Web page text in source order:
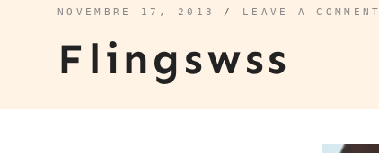
NOVEMBRE 17, 2013 / LEAVE A COMMENT
Flingswss